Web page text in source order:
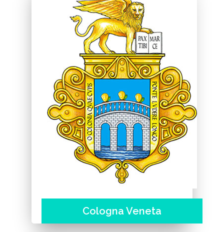
Cologna Veneta